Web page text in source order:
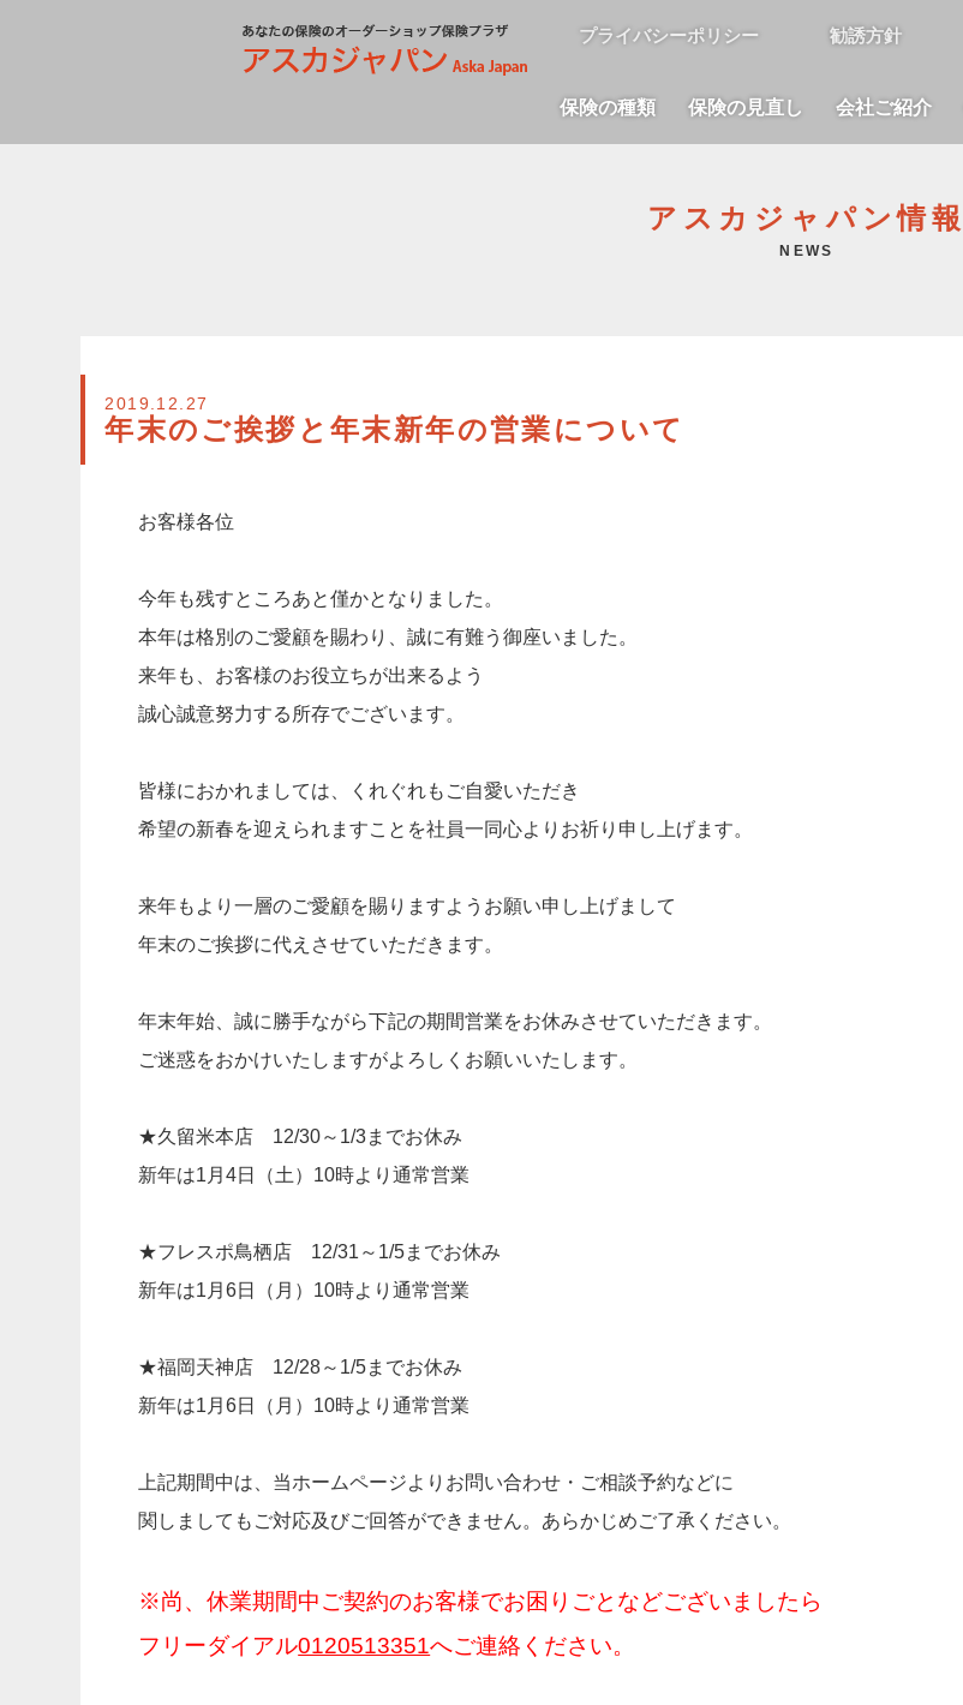
プライバシーポリシー 勧誘方針
保険の種類 保険の見直し 会社ご紹介
アスカジャパン情報
NEWS
2019.12.27
年末のご挨拶と年末新年の営業について
お客様各位
今年も残すところあと僅かとなりました。
本年は格別のご愛顧を賜わり、誠に有難う御座いました。
来年も、お客様のお役立ちが出来るよう
誠心誠意努力する所存でございます。
皆様におかれましては、くれぐれもご自愛いただき
希望の新春を迎えられますことを社員一同心よりお祈り申し上げます。
来年もより一層のご愛顧を賜りますようお願い申し上げまして
年末のご挨拶に代えさせていただきます。
年末年始、誠に勝手ながら下記の期間営業をお休みさせていただきます。
ご迷惑をおかけいたしますがよろしくお願いいたします。
★久留米本店 12/30～1/3までお休み
新年は1月4日（土）10時より通常営業
★フレスポ鳥栖店 12/31～1/5までお休み
新年は1月6日（月）10時より通常営業
★福岡天神店 12/28～1/5までお休み
新年は1月6日（月）10時より通常営業
上記期間中は、当ホームページよりお問い合わせ・ご相談予約などに
関しましてもご対応及びご回答ができません。あらかじめご了承ください。
※尚、休業期間中ご契約のお客様でお困りごとなどございましたら
フリーダイアル0120513351へご連絡ください。